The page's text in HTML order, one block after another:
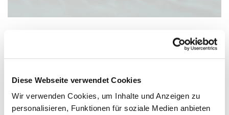
Diese Webseite verwendet Cookies
Wir verwenden Cookies, um Inhalte und Anzeigen zu
personalisieren, Funktionen für soziale Medien anbieten
19:15 Uhr